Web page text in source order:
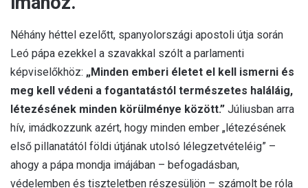
Néhány héttel ezelőtt, spanyolországi apostoli útja során
Leó pápa ezekkel a szavakkal szólt a parlamenti
képviselőkhöz: „Minden emberi életet el kell ismerni és
meg kell védeni a fogantatástól természetes haláláig,
létezésének minden körülménye között.” Júliusban arra
hív, imádkozzunk azért, hogy minden ember „létezésének
első pillanatától földi útjának utolsó lélegzetvételéig” –
ahogy a pápa mondja imájában – befogadásban,
védelemben és tiszteletben részesüljön – számolt be róla